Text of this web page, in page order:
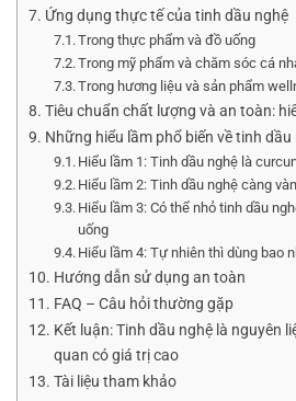
Ứng dụng thực tế của tinh dầu nghệ
Trong thực phẩm và đồ uống
Trong mỹ phẩm và chăm sóc cá
Trong hương liệu và sản phẩm
Tiêu chuẩn chất lượng và an toàn:
Những hiểu lầm phổ biến về tinh dầu
Hiểu lầm 1: Tinh dầu nghệ là
Hiểu lầm 2: Tinh dầu nghệ càng
Hiểu lầm 3: Có thể nhỏ tinh dầu
uống
Hiểu lầm 4: Tự nhiên thì dùng bao
Hướng dẫn sử dụng an toàn
FAQ – Câu hỏi thường gặp
Kết luận: Tinh dầu nghệ là nguyên
quan có giá trị cao
Tài liệu tham khảo